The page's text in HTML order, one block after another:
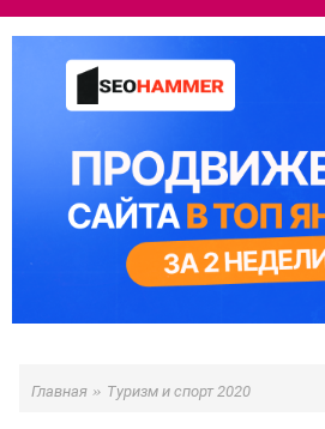
Главная » Туризм и спорт 2020